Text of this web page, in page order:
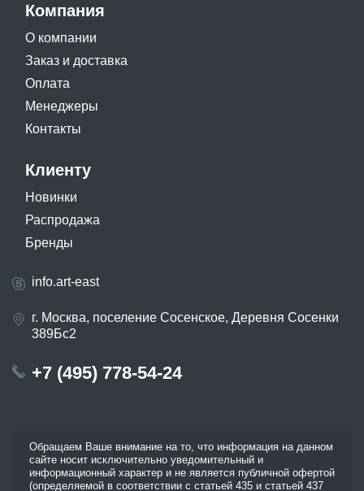
Компания
О компании
Заказ и доставка
Оплата
Менеджеры
Контакты
Клиенту
Новинки
Распродажа
Бренды
info.art-east
г. Москва, поселение Сосенское, Деревня Сосенки
389Бс2
+7 (495) 778-54-24
Обращаем Ваше внимание на то, что информация на данном
сайте носит исключительно уведомительный и
информационный характер и не является публичной офертой
(определяемой в соответствии с статьей 435 и статьей 437